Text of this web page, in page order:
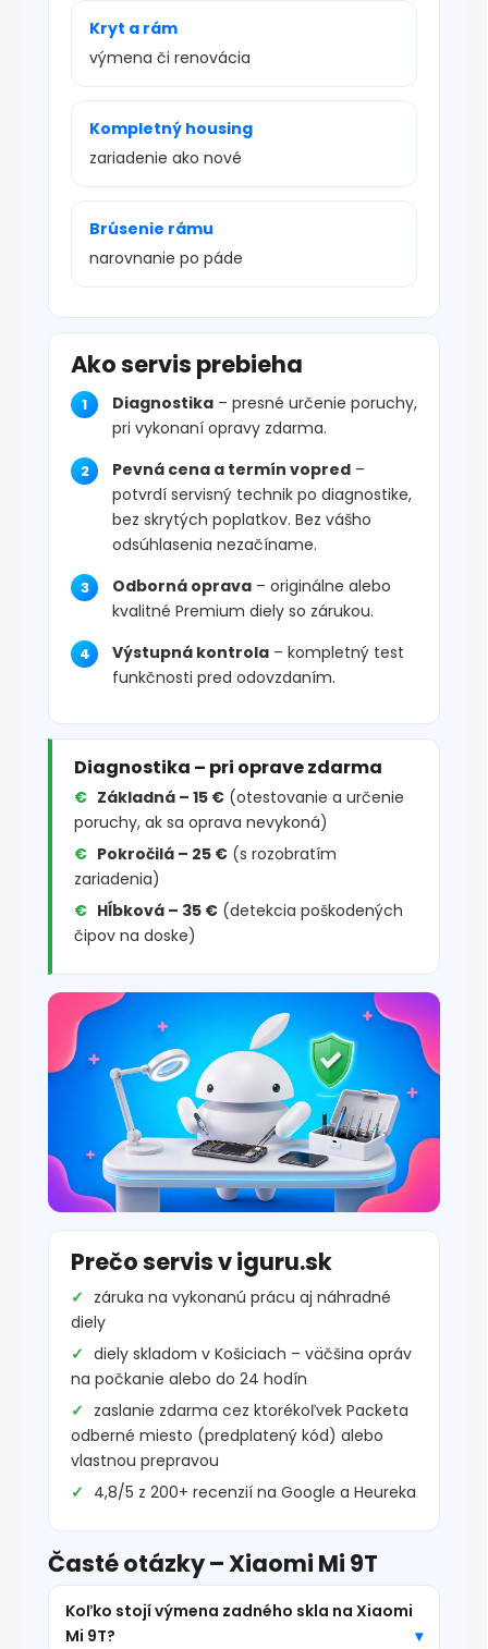
Kryt a rám
výmena či renovácia
Kompletný housing
zariadenie ako nové
Brúsenie rámu
narovnanie po páde
Ako servis prebieha
Diagnostika – presné určenie poruchy,
pri vykonaní opravy zdarma.
Pevná cena a termín vopred –
potvrdí servisný technik po diagnostike,
bez skrytých poplatkov. Bez vášho
odsúhlasenia nezačíname.
Odborná oprava – originálne alebo
kvalitné Premium diely so zárukou.
Výstupná kontrola – kompletný test
funkčnosti pred odovzdaním.
Diagnostika – pri oprave zdarma
Základná – 15 € (otestovanie a určenie
poruchy, ak sa oprava nevykoná)
Pokročilá – 25 € (s rozobratím
zariadenia)
Hĺbková – 35 € (detekcia poškodených
čipov na doske)
Prečo servis v iguru.sk
záruka na vykonanú prácu aj náhradné
diely
diely skladom v Košiciach – väčšina opráv
na počkanie alebo do 24 hodín
zaslanie zdarma cez ktorékoľvek Packeta
odberné miesto (predplatený kód) alebo
vlastnou prepravou
4,8/5 z 200+ recenzií na Google a Heureka
Časté otázky – Xiaomi Mi 9T
Koľko stojí výmena zadného skla na Xiaomi
Mi 9T?